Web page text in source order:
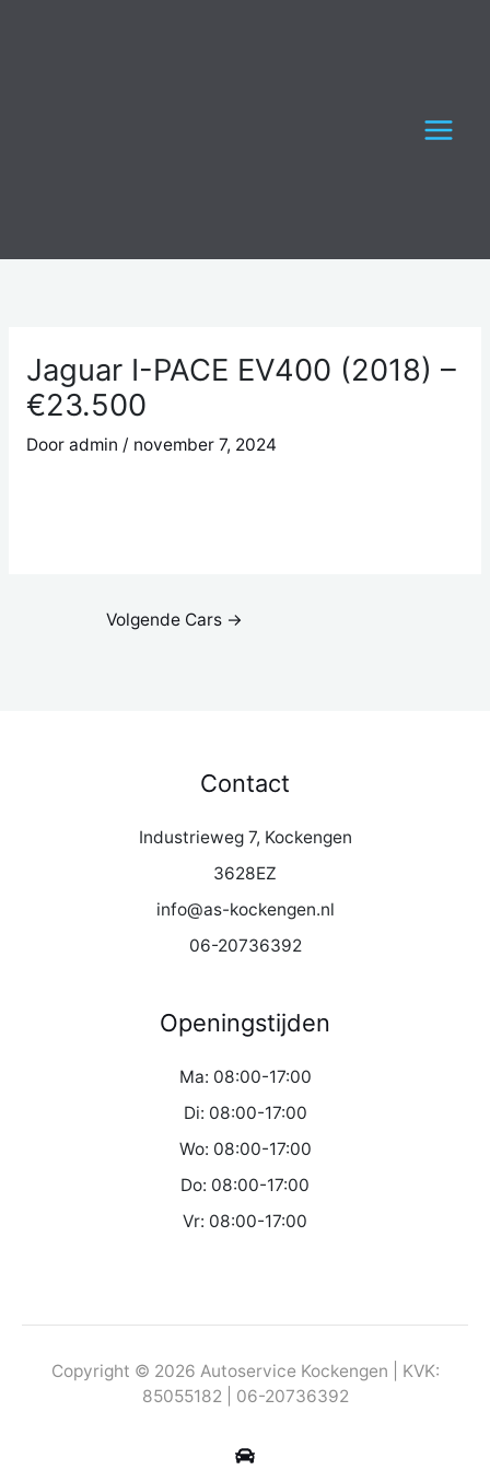
Jaguar I-PACE EV400 (2018) –
€23.500
Door admin / november 7, 2024
Volgende Cars →
Contact
Industrieweg 7, Kockengen
3628EZ
info@as-kockengen.nl
06-20736392
Openingstijden
Ma: 08:00-17:00
Di: 08:00-17:00
Wo: 08:00-17:00
Do: 08:00-17:00
Vr: 08:00-17:00
Copyright © 2026 Autoservice Kockengen | KVK:
85055182 | 06-20736392